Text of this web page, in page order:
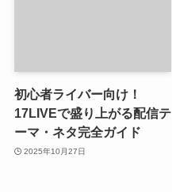
初心者ライバー向け！
17LIVEで盛り上がる配信テ
ーマ・ネタ完全ガイド
2025年10月27日